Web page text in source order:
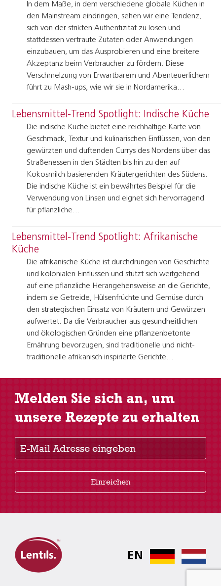
In dem Maße, in dem verschiedene globale Küchen in
den Mainstream eindringen, sehen wir eine Tendenz,
sich von der strikten Authentizität zu lösen und
stattdessen vertraute Zutaten oder Anwendungen
einzubauen, um das Ausprobieren und eine breitere
Akzeptanz beim Verbraucher zu fördern. Diese
Verschmelzung von Erwartbarem und Abenteuerlichem
führt zu Mash-ups, wie wir sie in Nordamerika…
Lebensmittel-Trend Spotlight: Indische Küche
Die indische Küche bietet eine reichhaltige Karte von
Geschmack, Textur und kulinarischen Einflüssen, von den
gewürzten und duftenden Currys des Nordens über das
Straßenessen in den Städten bis hin zu den auf
Kokosmilch basierenden Kräutergerichten des Südens.
Die indische Küche ist ein bewährtes Beispiel für die
Verwendung von Linsen und eignet sich hervorragend
für pflanzliche…
Lebensmittel-Trend Spotlight: Afrikanische
Küche
Die afrikanische Küche ist durchdrungen von Geschichte
und kolonialen Einflüssen und stützt sich weitgehend
auf eine pflanzliche Herangehensweise an die Gerichte,
indem sie Getreide, Hülsenfrüchte und Gemüse durch
den strategischen Einsatz von Kräutern und Gewürzen
aufwertet. Da die Verbraucher aus gesundheitlichen
und ökologischen Gründen eine pflanzenbetonte
Ernährung bevorzugen, sind traditionelle und nicht-
traditionelle afrikanisch inspirierte Gerichte…
Melden Sie sich an, um
unsere Rezepte zu erhalten
E-Mail Adresse eingeben
Einreichen
EN